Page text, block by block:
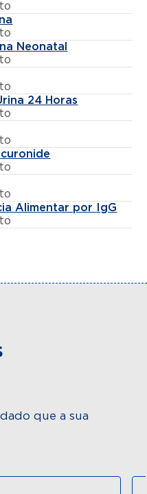
Neonatal
24 Horas
Alimentar por IgG
que a sua